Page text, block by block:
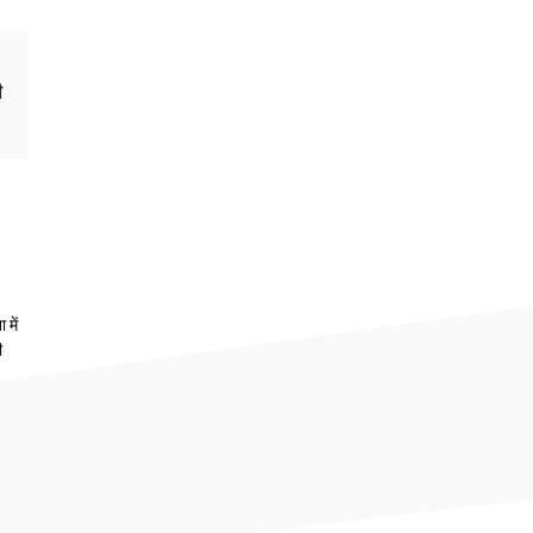
में